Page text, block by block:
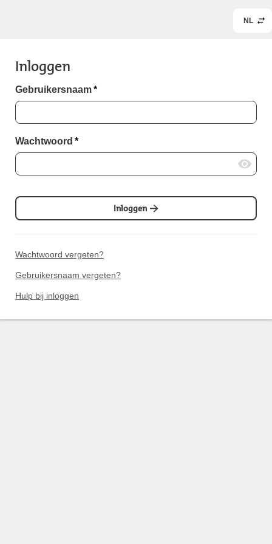
NL
Inloggen
Gebruikersnaam*
Wachtwoord *
Inloggen
Wachtwoord vergeten?
Gebruikersnaam vergeten?
Hulp bij inloggen